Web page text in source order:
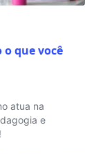
que você
atua na
e